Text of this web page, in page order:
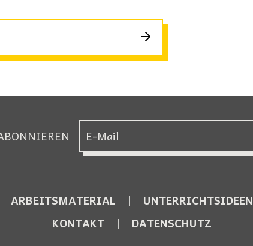
ARBEITSMATERIAL UNTERRICHTSIDEEN
KONTAKT
DATENSCHUTZ